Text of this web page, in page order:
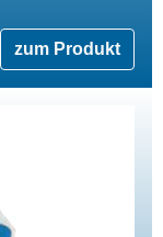
zum Produkt